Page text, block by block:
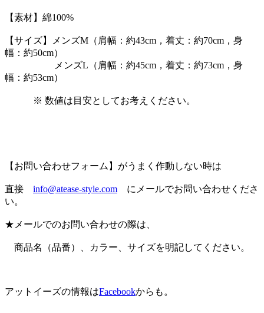
【素材】綿100%
【サイズ】メンズM（肩幅：約43cm，着丈：約70cm，身
幅：約50cm）
メンズL（肩幅：約45cm，着丈：約73cm，身
幅：約53cm）
※ 数値は目安としてお考えください。
【お問い合わせフォーム】がうまく作動しない時は
直接 info@atease-style.com にメールでお問い合わせくださ
い。
★メールでのお問い合わせの際は、
商品名（品番）、カラー、サイズを明記してください。
アットイーズの情報はFacebookからも。